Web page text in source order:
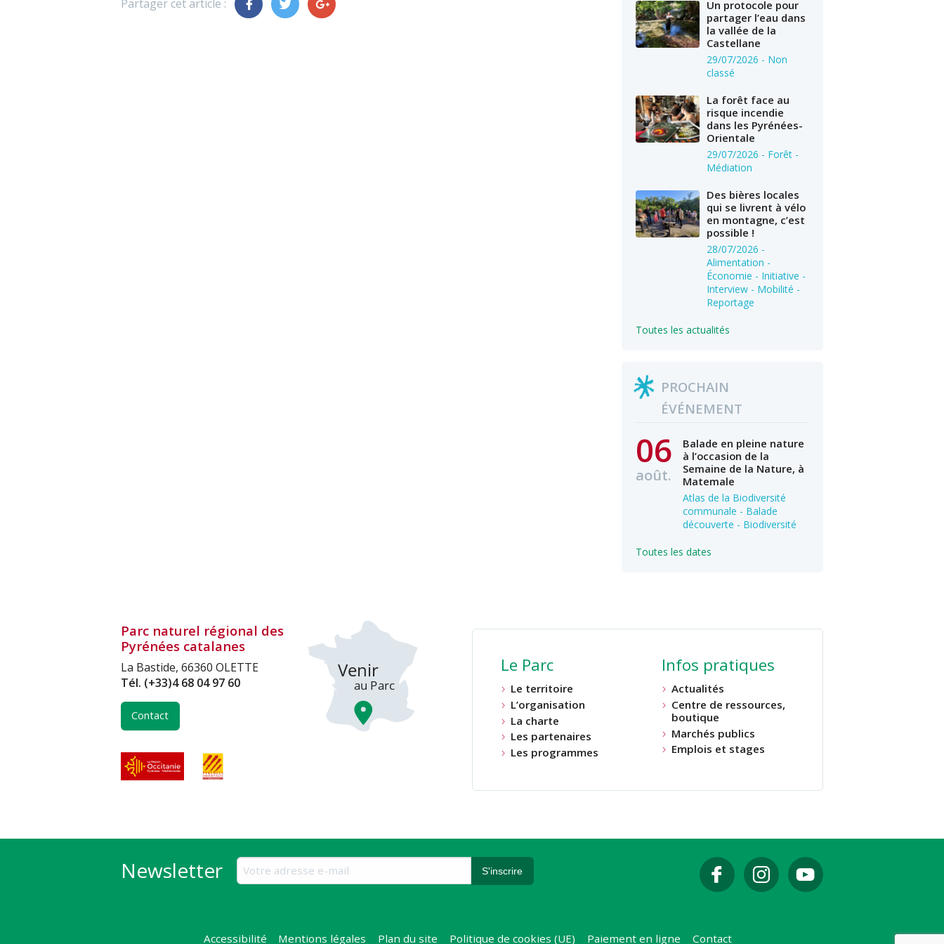
Partager cet article :
Un protocole pour
partager l’eau dans
la vallée de la
Castellane
29/07/2026 - Non
classé
La forêt face au
risque incendie
dans les Pyrénées-
Orientale
29/07/2026 - Forêt -
Médiation
Des bières locales
qui se livrent à vélo
en montagne, c’est
possible !
28/07/2026 -
Alimentation -
Économie - Initiative -
Interview - Mobilité -
Reportage
Toutes les actualités
PROCHAIN
ÉVÉNEMENT
06
août.
Balade en pleine nature
à l’occasion de la
Semaine de la Nature, à
Matemale
Atlas de la Biodiversité
communale - Balade
découverte - Biodiversité
Toutes les dates
Parc naturel régional des
Pyrénées catalanes
La Bastide, 66360 OLETTE
Tél. (+33)4 68 04 97 60
Contact
Le Parc
Le territoire
L’organisation
La charte
Les partenaires
Les programmes
Infos pratiques
Actualités
Centre de ressources,
boutique
Marchés publics
Emplois et stages
Newsletter
Accessibilité Mentions légales Plan du site Politique de cookies (UE) Paiement en ligne Contact